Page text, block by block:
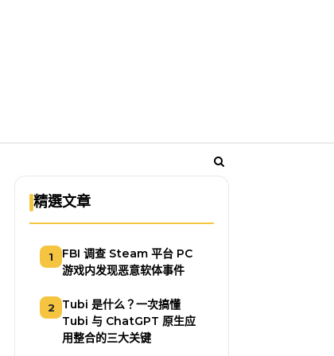
精選文章
1
FBI 调查 Steam 平台 PC
游戏内发现恶意软体事件
2
Tubi 是什么？一次搞懂
Tubi 与 ChatGPT 原生应
用整合的三大关键